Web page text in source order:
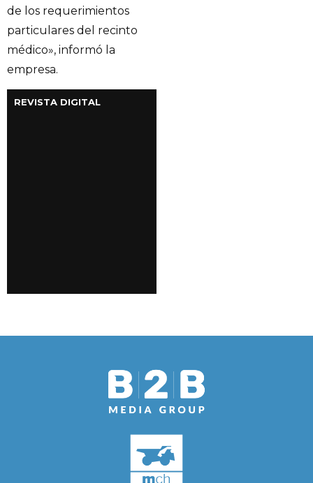
de los requerimientos
particulares del recinto
médico», informó la
empresa.
REVISTA DIGITAL